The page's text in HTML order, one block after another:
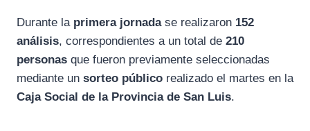
Durante la primera jornadase realizaron 152
análisis, correspondientes a un total de 210
personas que fueron previamente seleccionadas
mediante un sorteo público realizado el martes en la
Caja Social de la Provincia de San Luis.